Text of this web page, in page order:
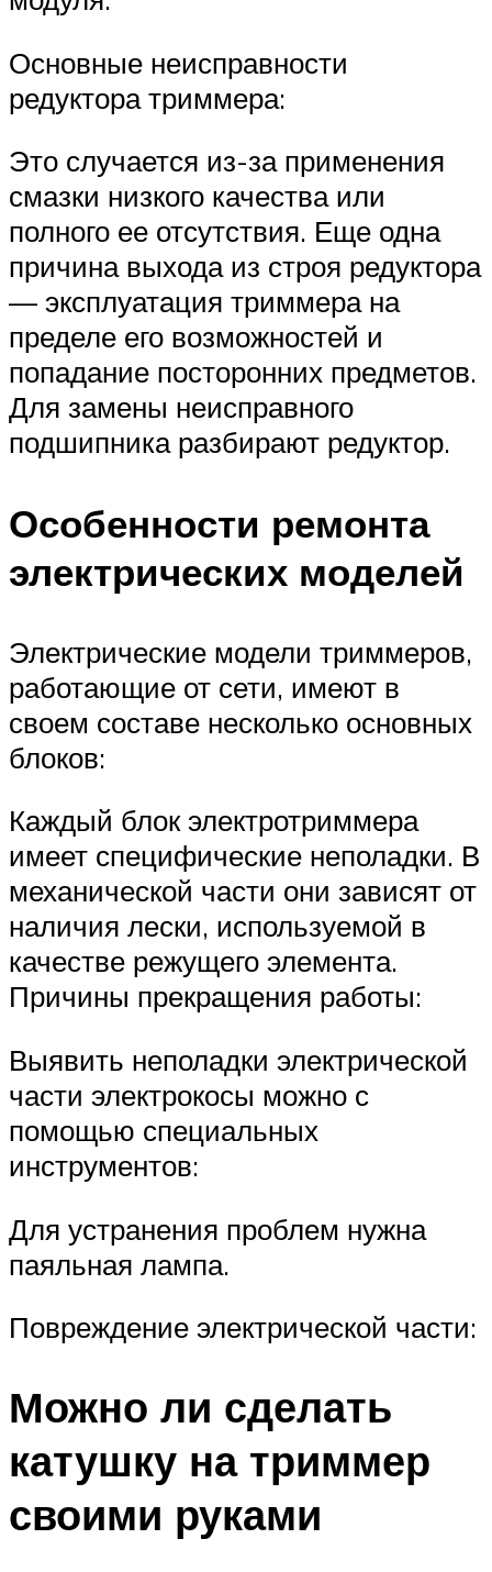
Основные неисправности
редуктора триммера:
Это случается из-за применения
смазки низкого качества или
полного ее отсутствия. Еще одна
причина выхода из строя редуктора
— эксплуатация триммера на
пределе его возможностей и
попадание посторонних предметов.
Для замены неисправного
подшипника разбирают редуктор.
Особенности ремонта
электрических моделей
Электрические модели триммеров,
работающие от сети, имеют в
своем составе несколько основных
блоков:
Каждый блок электротриммера
имеет специфические неполадки. В
механической части они зависят от
наличия лески, используемой в
качестве режущего элемента.
Причины прекращения работы:
Выявить неполадки электрической
части электрокосы можно с
помощью специальных
инструментов:
Для устранения проблем нужна
паяльная лампа.
Повреждение электрической части:
Можно ли сделать
катушку на триммер
своими руками